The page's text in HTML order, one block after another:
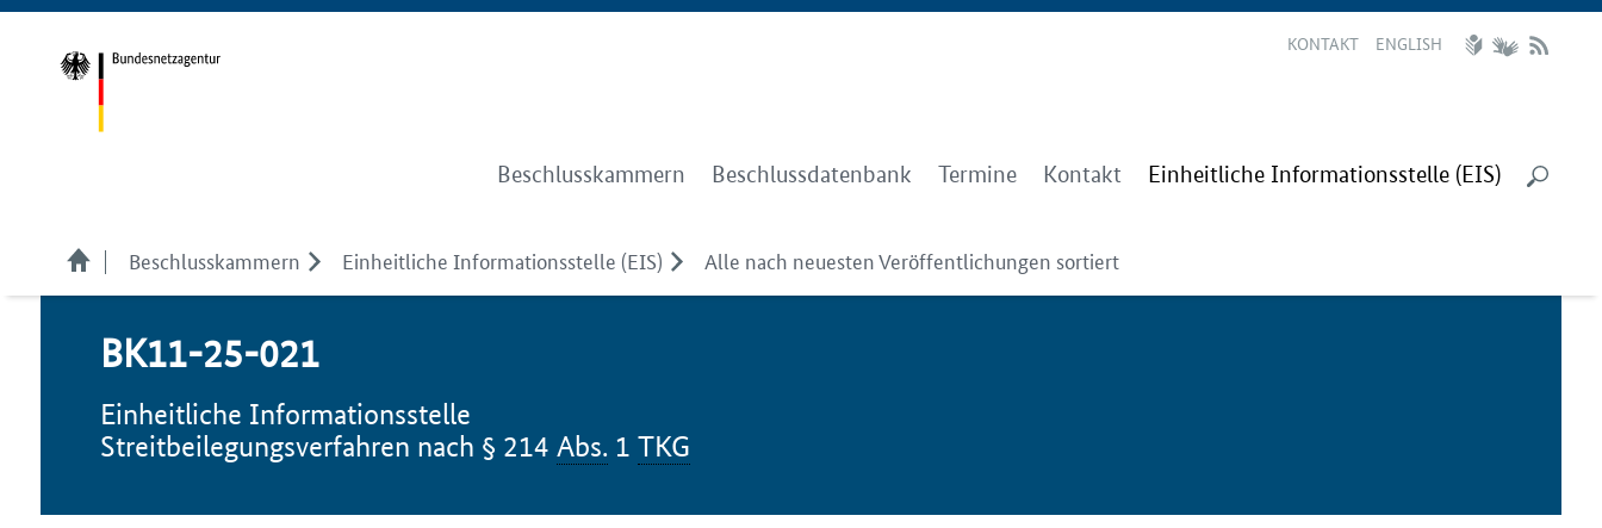
KONTAKT ENGLISH
Beschlusskammern Beschlussdatenbank Termine Kontakt Einheitliche Informationsstelle (EIS)
Beschlusskammern Einheitliche Informationsstelle (EIS) Alle nach neuesten Veröffentlichungen sortiert
BK11-25-021
Einheitliche Informationsstelle
Streitbeilegungsverfahren nach § 214 Abs. 1 TKG